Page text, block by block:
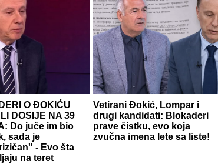
O ĐOKIĆU
DOSIJE NA 39
Do juče im bio
sada je
- Evo šta
na teret
Vetirani Đokić, Lompar i
drugi kandidati: Blokaderi
prave čistku, evo koja
zvučna imena lete sa liste!